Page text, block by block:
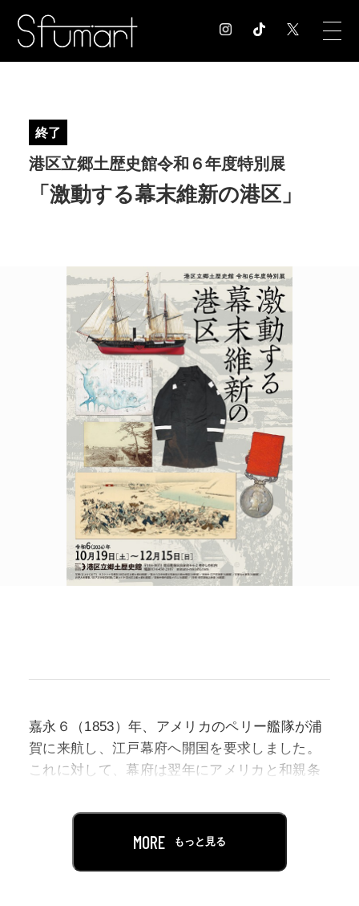
EXHIBITION 展覧会情報
MUSEUM 美術館情報
CONTACT お問合せ
POLICY COMPANY
終了
港区立郷土歴史館令和６年度特別展
「激動する幕末維新の港区」
嘉永６（1853）年、アメリカのペリー艦隊が浦
賀に来航し、江戸幕府へ開国を要求しました。
これに対して、幕府は翌年にアメリカと和親条
「幕末」の始まりです。その後の日本では、外
国人排斥を目指す攘夷運動や国内情勢の不安定
MORE もっと見る